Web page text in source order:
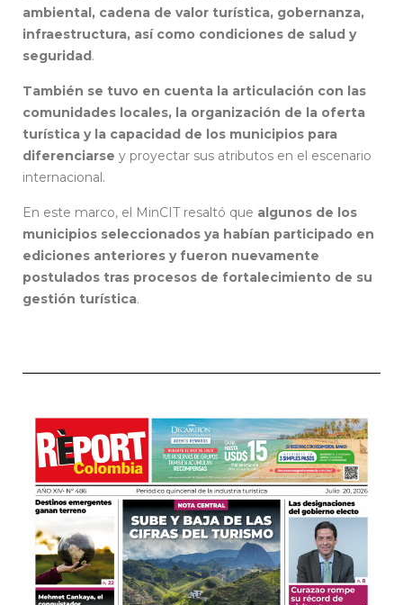
ambiental, cadena de valor turística, gobernanza,
infraestructura, así como condiciones de salud y
seguridad.
También se tuvo en cuenta la articulación con las
comunidades locales, la organización de la oferta
turística y la capacidad de los municipios para
diferenciarse y proyectar sus atributos en el escenario
internacional.
En este marco, el MinCIT resaltó que algunos de los
municipios seleccionados ya habían participado en
ediciones anteriores y fueron nuevamente
postulados tras procesos de fortalecimiento de su
gestión turística.